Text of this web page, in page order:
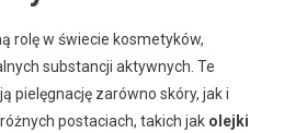
rolę w świecie kosmetyków,
substancji aktywnych. Te
pielęgnację zarówno skóry, jak i
postaciach, takich jak olejki